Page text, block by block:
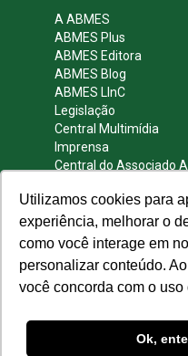
Utilizamos cookies para
experiência, melhorar o
como você interage em
personalizar conteúdo.
você concorda com o uso
Ok,
A ABMES
ABMES Plus
ABMES Editora
ABMES Blog
ABMES LInC
Legislação
Central Multimídia
Imprensa
Central do Associado